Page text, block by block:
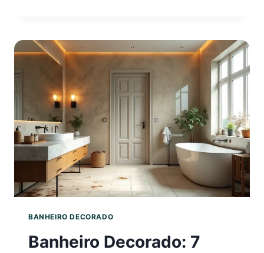
GENIAIS
PARA
O
BANHEIRO DECORADO
Banheiro Decorado: 7